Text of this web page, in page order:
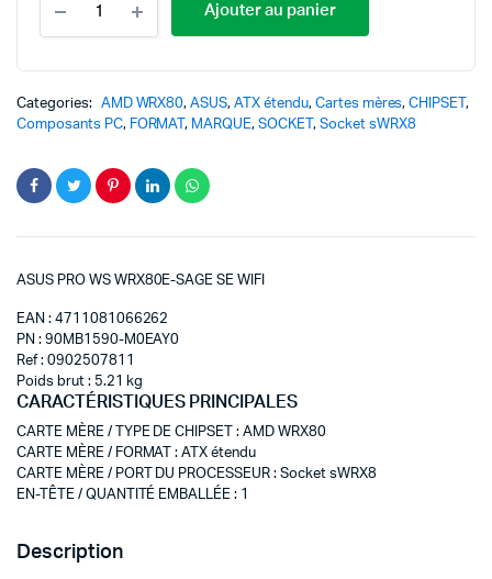
Ajouter au panier
Categories: AMD WRX80,ASUS,ATX étendu, Cartes mères,CHIPSET,
Composants PC, FORMAT, MARQUE,SOCKET , Socket sWRX8
ASUS PRO WS WRX80E-SAGE SE WIFI
EAN : 4711081066262
PN : 90MB1590-M0EAY0
Ref : 0902507811
Poids brut : 5.21 kg
CARACTÉRISTIQUES PRINCIPALES
CARTE MÈRE / TYPE DE CHIPSET :AMD WRX80
CARTE MÈRE / FORMAT
:ATX étendu
CARTE MÈRE / PORT DU PROCESSEUR : Socket sWRX8
EN-TÊTE / QUANTITÉ EMBALLÉE : 1
Description